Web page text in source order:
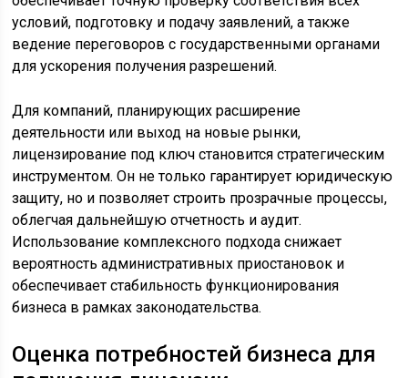
условий, подготовку и подачу заявлений, а также
ведение переговоров с государственными органами
для ускорения получения разрешений.
Для компаний, планирующих расширение
деятельности или выход на новые рынки,
лицензирование под ключ становится стратегическим
инструментом. Он не только гарантирует юридическую
защиту, но и позволяет строить прозрачные процессы,
облегчая дальнейшую отчетность и аудит.
Использование комплексного подхода снижает
вероятность административных приостановок и
обеспечивает стабильность функционирования
бизнеса в рамках законодательства.
Оценка потребностей бизнеса для